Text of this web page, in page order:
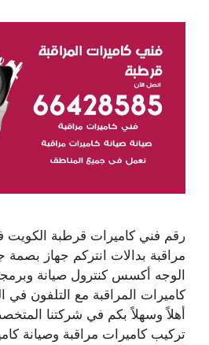
رقم فني كاميرات قرطبة الكويت
مراقبة بدالات انتركم جهاز
الوجه أكسس كنترول صيانة
كاميرات المراقبة مع التلفون
أهلاً وسهلاً بكم في شركتنا
تركيب كاميرات مراقبة وصيانة